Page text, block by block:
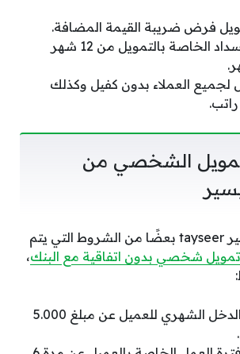
فرض ضريبة القيمة المضافة.
تصل فترة السداد الخاصة بالتمويل من 12 شهر
لجميع العملاء بدون كفيل وكذلك
الشخصي من
تضع شركة التيسير tayseer بعضًا من الشروط التي يتم
تمويل شخصي بدون اتفاقية مع البنك،
يجب ألا يقل الدخل الشهري للعميل عن مبلغ 5.000